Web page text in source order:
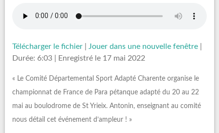
Télécharger le fichier Jouer dans une nouvelle fenêtre
Durée: 6:03
Enregistré le 17 mai 2022
« Le Comité Départemental Sport Adapté Charente organise le
championnat de France de Para pétanque adapté du 20 au 22
mai au boulodrome de St Yrieix. Antonin, enseignant au comité
nous détail cet événement d’ampleur ! »